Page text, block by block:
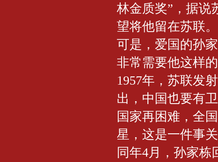
林金质奖”，据说
望将他留在苏联。
可是，爱国的孙
非常需要他这样
1957年，苏联发
出，中国也要有
国家再困难，全
星，这是一件事
同年4月，孙家